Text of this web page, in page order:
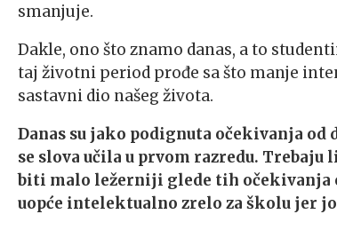
smanjuje.
Dakle, ono što znamo danas, a to
taj životni period prođe sa što manje
sastavni dio našeg života.
Danas su jako podignuta očekivanja od
se slova učila u prvom razredu.
biti malo ležerniji glede tih očekivanja
uopće intelektualno zrelo za školu jer